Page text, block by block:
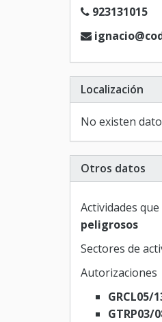
923131015
Localización
No existen
Otros datos
Actividades
peligrosos
Sectores de
Autorizaciones
GRCL05/
GTRP03/